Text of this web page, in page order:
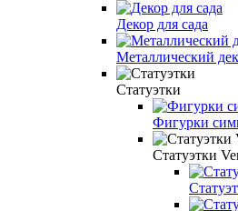
Декор для сада
Металлический
Статуэтки
Фигурки
Статуэтки